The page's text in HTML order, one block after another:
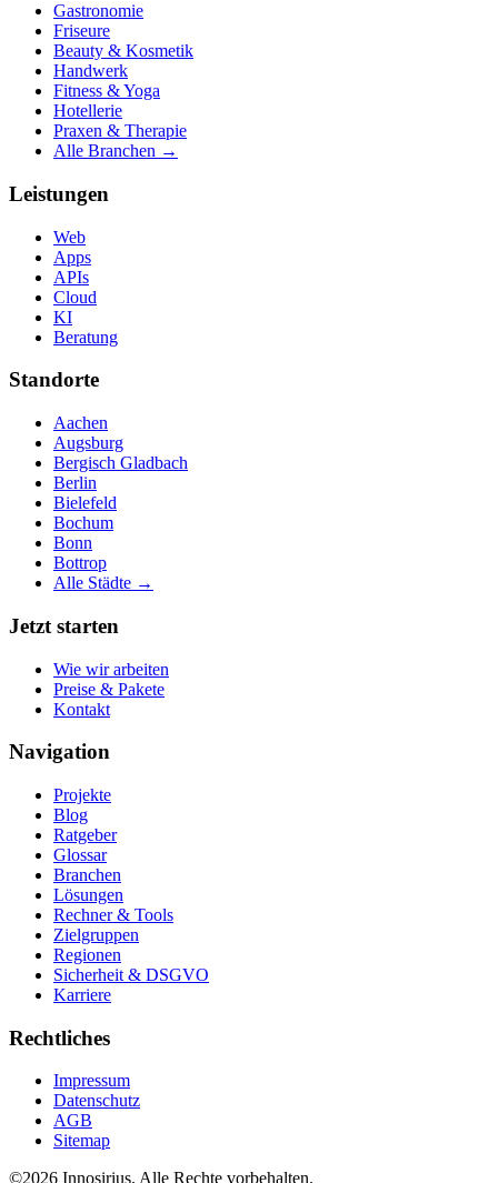
Gastronomie
Friseure
Beauty & Kosmetik
Handwerk
Fitness & Yoga
Hotellerie
Praxen & Therapie
Alle Branchen →
Leistungen
Web
Apps
APIs
Cloud
KI
Beratung
Standorte
Aachen
Augsburg
Bergisch Gladbach
Berlin
Bielefeld
Bochum
Bonn
Bottrop
Alle Städte →
Jetzt starten
Wie wir arbeiten
Preise & Pakete
Kontakt
Navigation
Projekte
Blog
Ratgeber
Glossar
Branchen
Lösungen
Rechner & Tools
Zielgruppen
Regionen
Sicherheit & DSGVO
Karriere
Rechtliches
Impressum
Datenschutz
AGB
Sitemap
©2026 Innosirius. Alle Rechte vorbehalten.